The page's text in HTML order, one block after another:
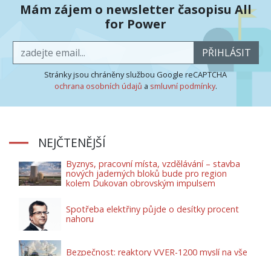
Mám zájem o newsletter časopisu All
for Power
PŘIHLÁSIT
Stránky jsou chráněny službou Google reCAPTCHA
ochrana osobních údajů a smluvní podmínky.
NEJČTENĚJŠÍ
Byznys, pracovní místa, vzdělávání – stavba
nových jaderných bloků bude pro region
kolem Dukovan obrovským impulsem
Spotřeba elektřiny půjde o desítky procent
nahoru
Bezpečnost: reaktory VVER-1200 myslí na vše